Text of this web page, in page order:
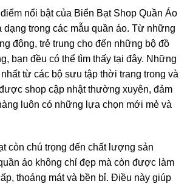
nổi bật của Biển Bạt Shop Quần Áo
dạng trong các mẫu quần áo. Từ những
động, trẻ trung cho đến những bộ đồ
bạn đều có thể tìm thấy tại đây. Những
từ các bộ sưu tập thời trang trong và
shop cập nhật thường xuyên, đảm
luôn có những lựa chọn mới mẻ và
còn chú trọng đến chất lượng sản
áo không chỉ đẹp mà còn được làm
thoáng mát và bền bỉ. Điều này giúp